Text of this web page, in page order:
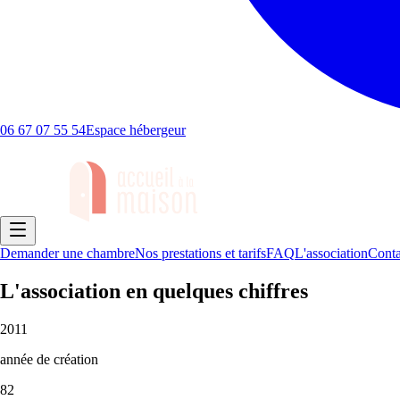
06 67 07 55 54Espace hébergeur
Demander une chambreNos prestations et tarifsFAQL'association
L'association en quelques chiffres
2011
année de création
82